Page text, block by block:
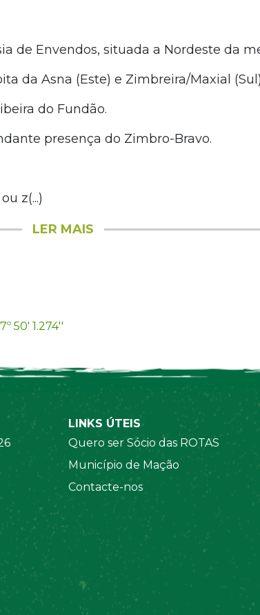
de Envendos, situada a Nordeste da
da Asna (Este) e Zimbreira/Maxial
do Fundão.
presença do Zimbro-Bravo.
z(...)
LER MAIS
50' 1.274''
LINKS ÚTEIS
Quero ser Sócio das ROTAS
Município de Mação
Contacte-nos